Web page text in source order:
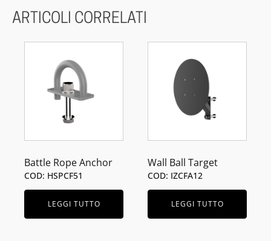
ARTICOLI CORRELATI
Battle Rope Anchor
COD: HSPCF51
LEGGI TUTTO
Wall Ball Target
COD: IZCFA12
LEGGI TUTTO